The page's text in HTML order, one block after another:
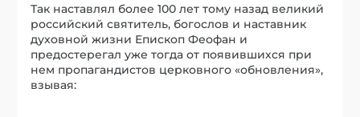
Так наставлял более 100 лет тому назад великий
российский святитель, богослов и наставник
духовной жизни Епископ Феофан и
предостерегал уже тогда от появившихся при
нем пропагандистов церковного «обновления»,
взывая: